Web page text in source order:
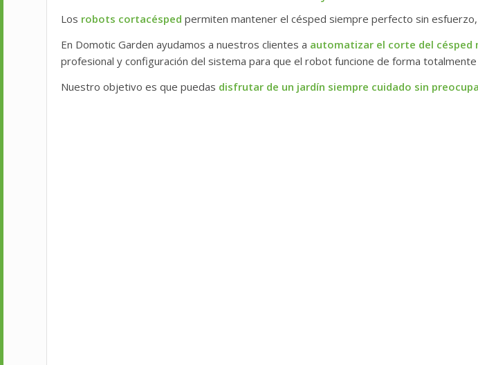
Los robots cortacésped permiten mantener el césped siempre perfecto sin
En Domotic Garden ayudamos a nuestros clientes a automatizar el corte del césped
profesional y configuración del sistema para que el robot funcione de forma totalmente
Nuestro objetivo es que puedas disfrutar de un jardín siempre cuidado sin